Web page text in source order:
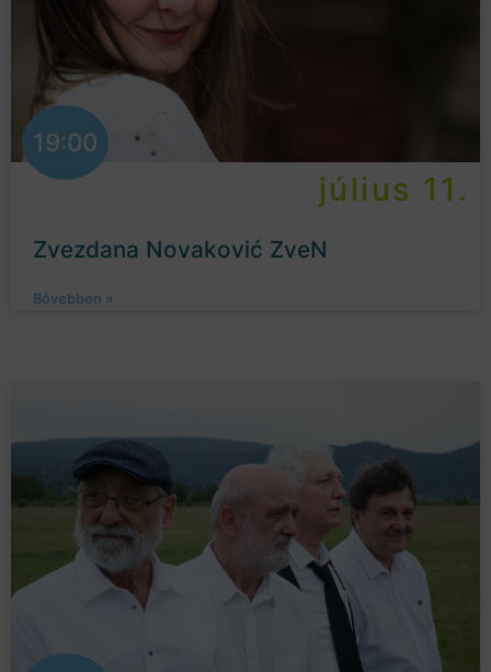
19:00
július 11.
Zvezdana Novaković ZveN
Bővebben »